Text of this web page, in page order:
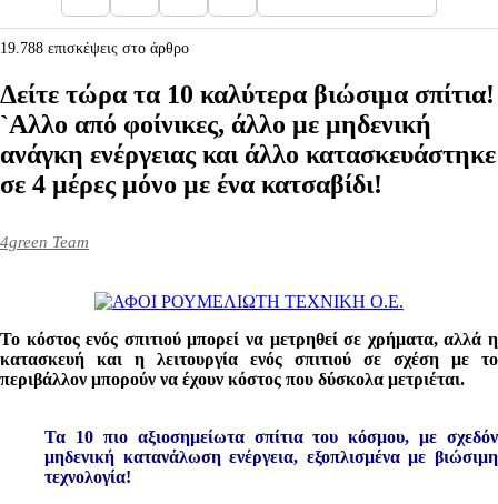
19.788 επισκέψεις στο άρθρο
Δείτε τώρα τα 10 καλύτερα βιώσιμα σπίτια!
`Aλλο από φοίνικες, άλλο με μηδενική
ανάγκη ενέργειας και άλλο κατασκευάστηκε
σε 4 μέρες μόνο με ένα κατσαβίδι!
4green Team
Το κόστος ενός σπιτιού μπορεί να μετρηθεί σε χρήματα, αλλά η
κατασκευή και η λειτουργία ενός σπιτιού σε σχέση με το
περιβάλλον μπορούν να έχουν κόστος που δύσκολα μετριέται.
Τα 10 πιο αξιοσημείωτα σπίτια του κόσμου, με σχεδόν
μηδενική κατανάλωση ενέργεια, εξοπλισμένα με βιώσιμη
τεχνολογία!